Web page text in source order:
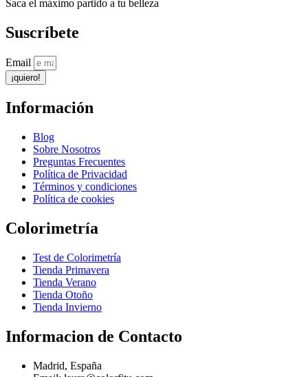
Saca el máximo partido a tu belleza
Suscríbete
Email
¡quiero!
Información
Blog
Sobre Nosotros
Preguntas Frecuentes
Política de Privacidad
Términos y condiciones
Política de cookies
Colorimetría
Test de Colorimetría
Tienda Primavera
Tienda Verano
Tienda Otoño
Tienda Invierno
Informacion de Contacto
Madrid, España